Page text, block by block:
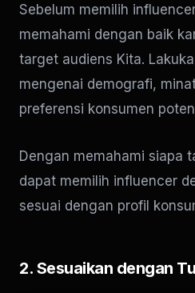
Sebelum memilih
memahami dengan baik
target audiens Kita.
mengenai demografi,
preferensi konsumen
Dengan memahami siapa
dapat memilih influencer
sesuai dengan profil
2. Sesuaikan dengan